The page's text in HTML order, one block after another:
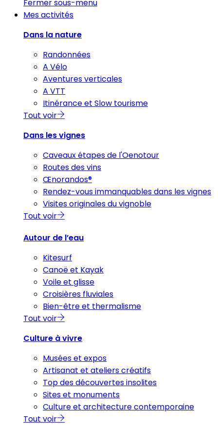
Fermer sous-menu
Mes activités
Dans la nature
Randonnées
A Vélo
Aventures verticales
A VTT
Itinérance et Slow tourisme
Tout voir
Dans les vignes
Caveaux étapes de l'Oenotour
Routes des vins
Œnorandos®
Rendez-vous immanquables dans les vignes
Visites originales du vignoble
Tout voir
Autour de l’eau
Kitesurf
Canoë et Kayak
Voile et glisse
Croisières fluviales
Bien-être et thermalisme
Tout voir
Culture à vivre
Musées et expos
Artisanat et ateliers créatifs
Top des découvertes insolites
Sites et monuments
Culture et architecture contemporaine
Tout voir